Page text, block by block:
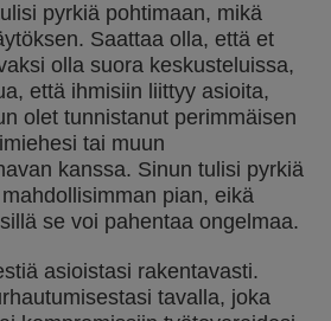
pyrkiä pohtimaan, mikä
Saattaa olla, että et
olla suora keskusteluissa,
että ihmisiin liittyy asioita,
olet tunnistanut perimmäisen
tai muun
kanssa. Sinun tulisi pyrkiä
pian, eikä
se voi pahentaa ongelmaa.
asioistasi rakentavasti.
tavalla, joka